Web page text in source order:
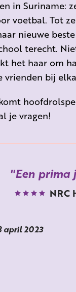
in Suriname:
voetbal. Tot
nieuwe best
terecht.
het haar om
vrienden bij
je vragen!
Een prima
NRC
april 2023